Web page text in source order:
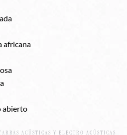
africana
abierto
ACÚSTICAS Y ELECTRO ACÚSTICAS